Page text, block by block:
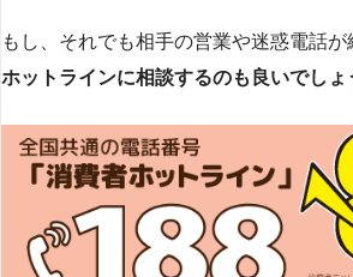
もし、それでも相手の営業や迷惑電話が
ホットラインに相談するのも良いでしょ